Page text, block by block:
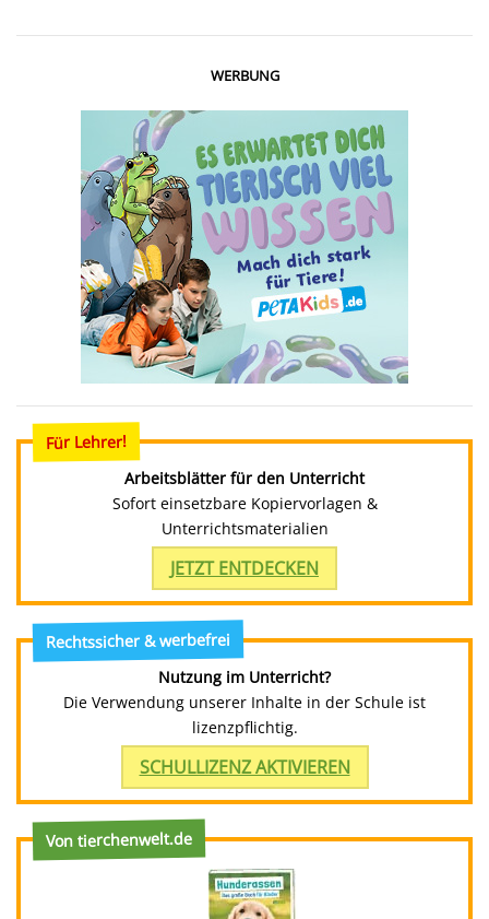
WERBUNG
Für Lehrer!
Arbeitsblätter für den Unterricht
Sofort einsetzbare Kopiervorlagen &
Unterrichtsmaterialien
JETZT ENTDECKEN
Rechtssicher & werbefrei
Nutzung im Unterricht?
Die Verwendung unserer Inhalte in der Schule ist
lizenzpflichtig.
SCHULLIZENZ AKTIVIEREN
Von tierchenwelt.de